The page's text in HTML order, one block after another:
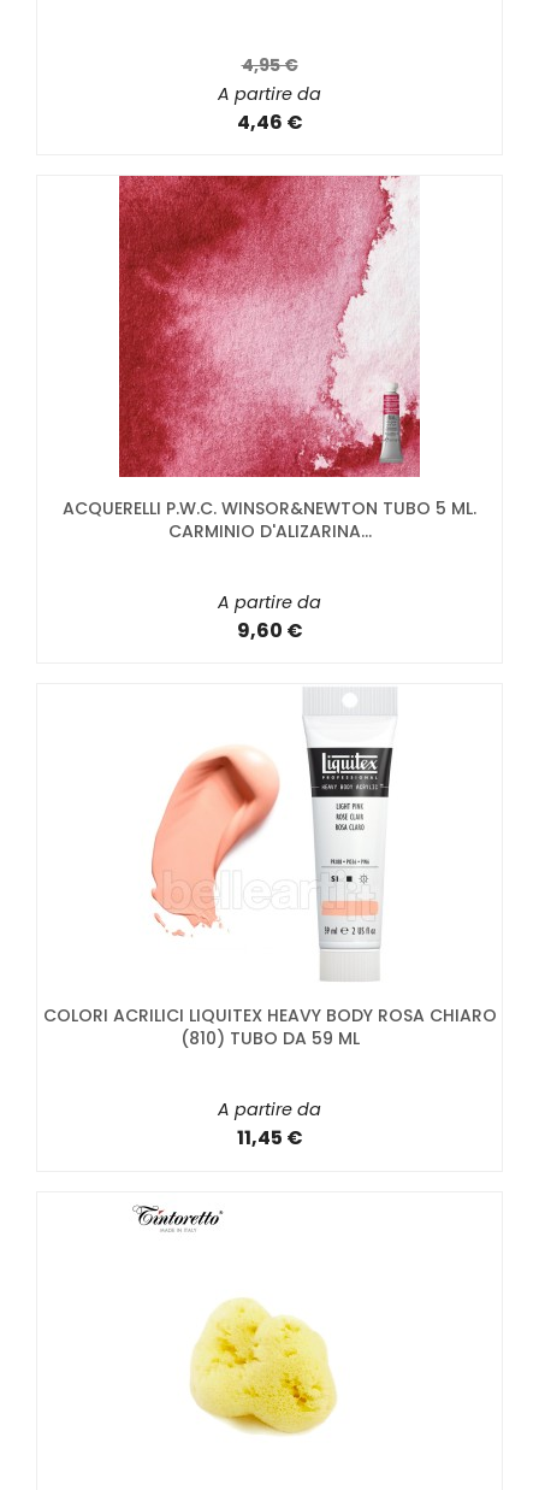
4,95 €
A partire da
4,46 €
ACQUERELLI P.W.C. WINSOR&NEWTON TUBO 5 ML.
CARMINIO D'ALIZARINA...
A partire da
9,60 €
COLORI ACRILICI LIQUITEX HEAVY BODY ROSA CHIARO
(810) TUBO DA 59 ML
A partire da
11,45 €